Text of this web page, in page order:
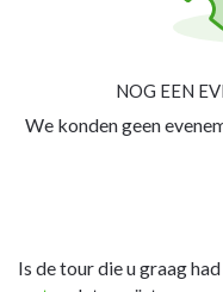
NOG EEN
We konden geen
Is de tour die u graag